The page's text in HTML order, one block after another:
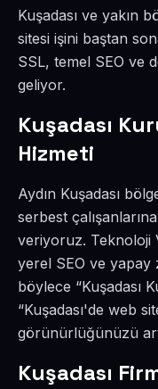
Kuşadası ve yakın
sitesi işini baştan
SSL, temel SEO ve
geliyor.
Kuşadası
Hizmeti
Aydın Kuşadası
serbest
veriyoruz. Teknoloji
yerel SEO ve yapay
böylece “Kuşadası
“Kuşadası'de web
görünürlüğünüzü
Kuşadası